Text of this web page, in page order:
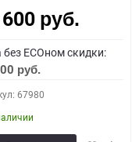
руб.
без ECOном скидки:
руб.
67980